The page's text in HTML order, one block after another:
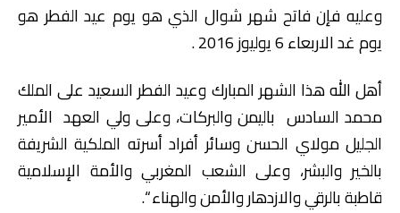
وعليه فإن فاتح شهر شوال الذي هو يوم عيد الفطر هو
يوم غد الاربعاء 6 يوليوز 2016 .
أهل الله هذا الشهر المبارك وعيد الفطر السعيد على الملك
محمد السادس باليمن والبركات، وعلى ولي العهد الأمير
الجليل مولاي الحسن وسائر أفراد أسرته الملكية الشريفة
بالخير والبشر، وعلى الشعب المغربي والأمة الإسلامية
قاطبة بالرقي والازدهار والأمن والهناء “.